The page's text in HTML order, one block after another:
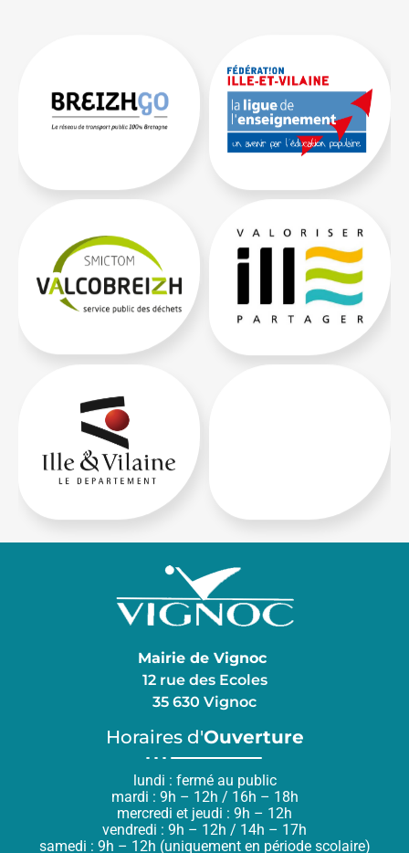
Mairie de Vignoc
12 rue des Ecoles
35 630 Vignoc
Horaires d'Ouverture
lundi : fermé au public
mardi : 9h – 12h / 16h – 18h
mercredi et jeudi : 9h – 12h
vendredi : 9h – 12h / 14h – 17h
samedi : 9h – 12h (uniquement en période scolaire)